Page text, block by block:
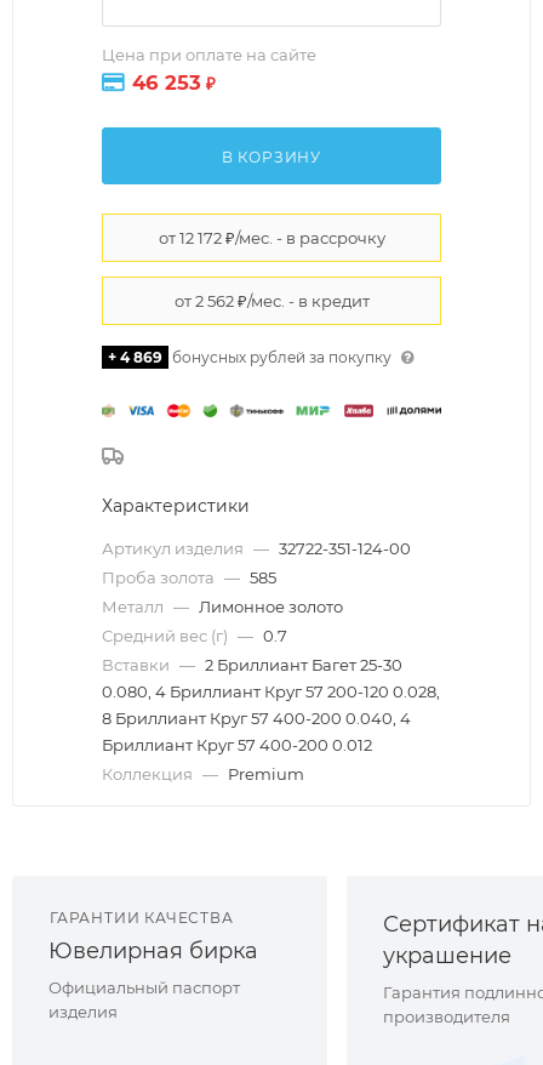
Цена при оплате на сайте
46 253 ₽
В КОРЗИНУ
+ 4 869 бонусных рублей за покупку
Характеристики
Артикул изделия — 32722-351-124-00
Проба золота — 585
Металл — Лимонное золото
Средний вес (г) — 0.7
Вставки — 2 Бриллиант Багет 25-30
0.080, 4 Бриллиант Круг 57 200-120 0.028,
8 Бриллиант Круг 57 400-200 0.040, 4
Бриллиант Круг 57 400-200 0.012
Коллекция — Premium
ГАРАНТИИ КАЧЕСТВА
Ювелирная бирка
Официальный паспорт
изделия
Сертификат
украшение
Гарантия
производителя